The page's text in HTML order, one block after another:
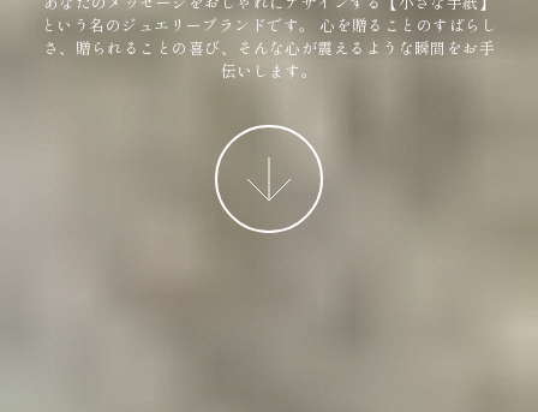
という名のジュエリーブランドです。
心を贈ることのすばらし
さ、贈られることの喜び、そんな心が震えるような瞬間をお手
伝いします。